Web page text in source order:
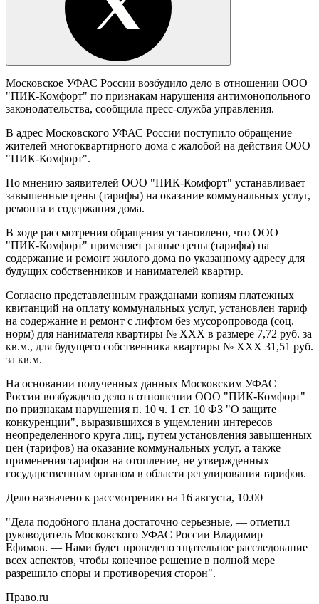
Московское УФАС России возбудило дело в отношении ООО
"ПИК-Комфорт" по признакам нарушения антимонопольного
законодательства, сообщила пресс-служба управления.
В адрес Московского УФАС России поступило обращение
жителей многоквартирного дома с жалобой на действия ООО
"ПИК-Комфорт".
По мнению заявителей ООО "ПИК-Комфорт" устанавливает
завышенные цены (тарифы) на оказание коммунальных услуг,
ремонта и содержания дома.
В ходе рассмотрения обращения установлено, что ООО
"ПИК-Комфорт" применяет разные цены (тарифы) на
содержание и ремонт жилого дома по указанному адресу для
будущих собственников и нанимателей квартир.
Согласно представленным гражданами копиям платежных
квитанций на оплату коммунальных услуг, установлен тариф
на содержание и ремонт с лифтом без мусоропровода (соц.
норм) для нанимателя квартиры № ХХХ в размере 7,72 руб. за
кв.м., для будущего собственника квартиры № ХХХ 31,51 руб.
за кв.м.
На основании полученных данных Московским УФАС
России возбуждено дело в отношении ООО "ПИК-Комфорт"
по признакам нарушения п. 10 ч. 1 ст. 10 ФЗ "О защите
конкуренции", выразившихся в ущемлении интересов
неопределенного круга лиц, путем установления завышенных
цен (тарифов) на оказание коммунальных услуг, а также
применения тарифов на отопление, не утвержденных
государственным органом в области регулирования тарифов.
Дело назначено к рассмотрению на 16 августа, 10.00
"Дела подобного плана достаточно серьезные, — отметил
руководитель Московского УФАС России Владимир
Ефимов. — Нами будет проведено тщательное расследование
всех аспектов, чтобы конечное решение в полной мере
разрешило споры и противоречия сторон".
Право.ru